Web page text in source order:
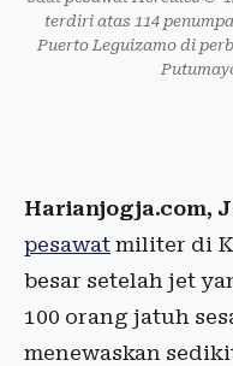
terdiri atas 114
Puerto Leguizamo di
Harianjogja.com,
pesawat militer di
besar setelah jet
100 orang jatuh
menewaskan